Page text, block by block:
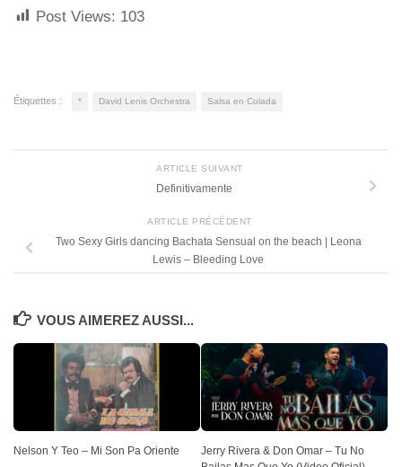
Post Views: 103
Étiquettes : * David Lenis Orchestra Salsa en Colada
ARTICLE SUIVANT
Definitivamente
ARTICLE PRÉCÉDENT
Two Sexy Girls dancing Bachata Sensual on the beach | Leona
Lewis – Bleeding Love
VOUS AIMEREZ AUSSI...
Nelson Y Teo – Mi Son Pa Oriente
Jerry Rivera & Don Omar – Tu No